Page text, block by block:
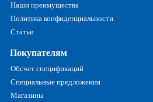
Наши преимущества
Политика конфиденциальности
Статьи
Покупателям
Обсчет спецификаций
Специальные предложения
Магазины